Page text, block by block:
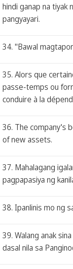
hindi ganap na tiyak
pangyayari.
34. "Bawal
35. Alors que
passe-temps ou
conduire à la
36. The company's
of new assets.
37. Mahalagang
pagpapasiya ng
38. Ipanlinis mo ng
39. Walang anak
dasal nila sa